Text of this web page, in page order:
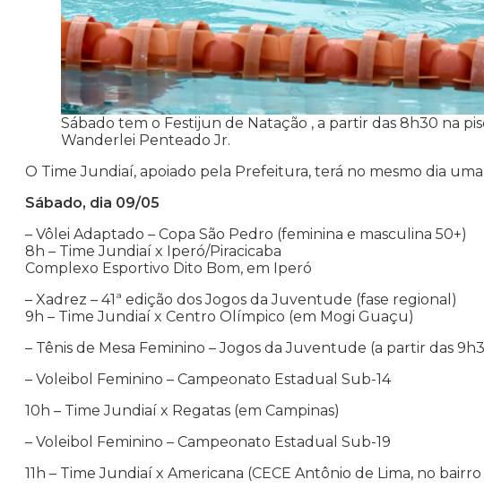
Sábado tem o Festijun de Natação , a partir das 8h30 na
Wanderlei Penteado Jr.
O Time Jundiaí, apoiado pela Prefeitura, terá no mesmo dia
Sábado, dia 09/05
– Vôlei Adaptado – Copa São Pedro (feminina e masculina 50+)
8h – Time Jundiaí x Iperó/Piracicaba
Complexo Esportivo Dito Bom, em Iperó
– Xadrez – 41ª edição dos Jogos da Juventude (fase regional)
9h – Time Jundiaí x Centro Olímpico (em Mogi Guaçu)
– Tênis de Mesa Feminino – Jogos da Juventude (a partir das
– Voleibol Feminino – Campeonato Estadual Sub-14
10h – Time Jundiaí x Regatas (em Campinas)
– Voleibol Feminino – Campeonato Estadual Sub-19
11h – Time Jundiaí x Americana (CECE Antônio de Lima, no